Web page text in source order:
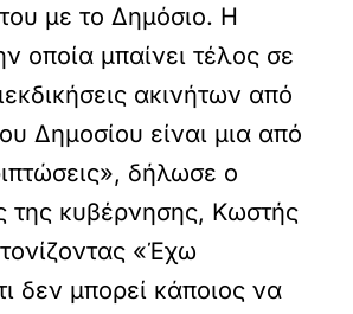
με το Δημόσιο. Η
οποία μπαίνει τέλος σε
ακινήτων από
Δημοσίου είναι μια από
δήλωσε ο
της κυβέρνησης, Κωστής
«Έχω
δεν μπορεί κάποιος να